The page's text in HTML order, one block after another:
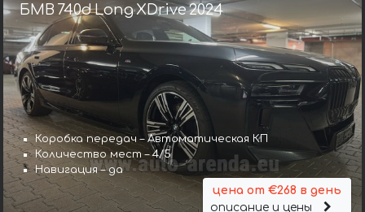
БМВ 740d Long XDrive 2024
Коробка передач – Автоматическая КП
Количество мест – 4/5
Навигация – да
цена от €268 в день
описание и цены